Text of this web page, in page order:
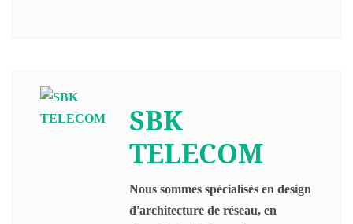
SBK
TELECOM
Nous sommes spécialisés en design
d'architecture de réseau, en